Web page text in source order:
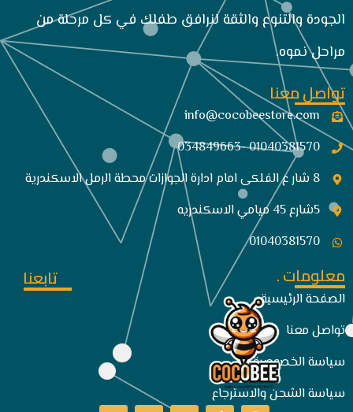
الجودة والتنوع والثقة لنرافق طفلك في كل مرحلة من
مراحل نموه.
تواصل معنا
info@cocobeestore.com​
01040381570 -034849663
8 شار ع الفلكى امام ادارة الجوازات محطة الرمل الاسكندرية
5شارع 45 ميامي الاسكندريه
01040381570
معلومات .
الصفحة الرئيسية
تواصل معنا
سياسة الخصوصية
سياسة الشحن والاسترجاع
تابعنا